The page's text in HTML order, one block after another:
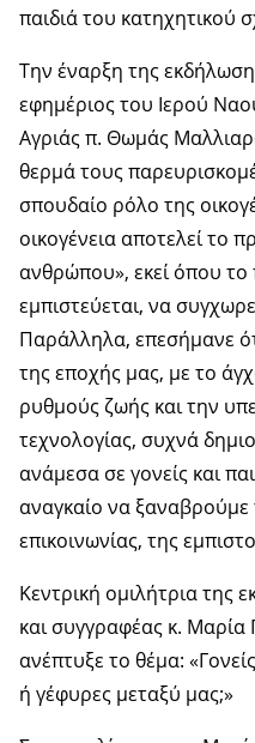
παιδιά του κατηχητικού
Την έναρξη της
εφημέριος του Ιερού
Αγριάς π. Θωμάς
θερμά τους
σπουδαίο ρόλο της
οικογένεια αποτελεί το
ανθρώπου», εκεί όπου το
εμπιστεύεται, να
Παράλληλα, επεσήμανε
της εποχής μας, με το
ρυθμούς ζωής και την
τεχνολογίας, συχνά
ανάμεσα σε γονείς και
αναγκαίο να
επικοινωνίας, της
Κεντρική ομιλήτρια της
και συγγραφέας κ.
ανέπτυξε το θέμα:
ή γέφυρες μεταξύ μας;»